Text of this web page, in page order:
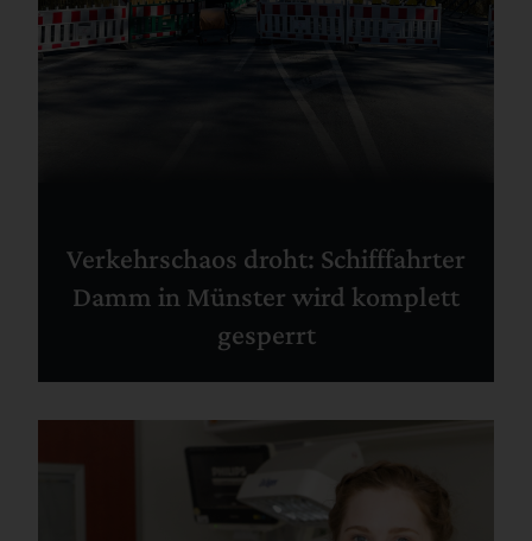
Verkehrschaos droht: Schifffahrter
Damm in Münster wird komplett
gesperrt